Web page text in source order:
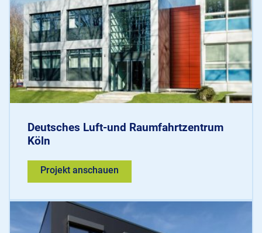
Deutsches Luft-und Raumfahrtzentrum
Köln
Projekt anschauen